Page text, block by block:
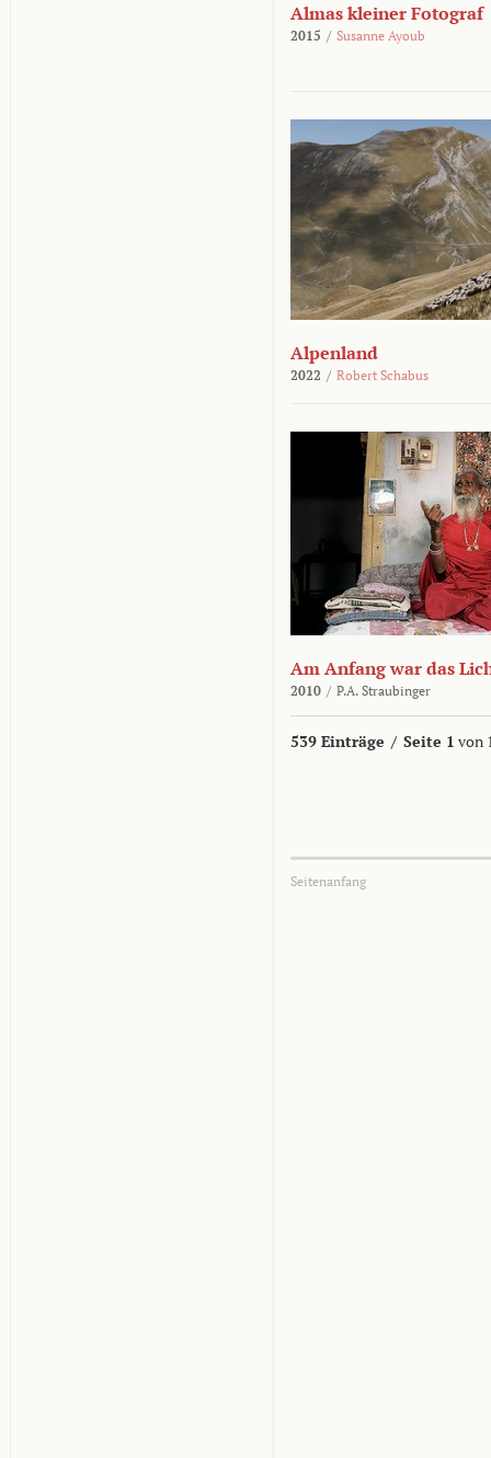
Almas kleiner Fotograf
2015 / Susanne Ayoub
Alpenland
2022 / Robert Schabus
Am Anfang war das
2010 / P.A. Straubinger
539 Einträge / Seite 1 von
Seitenanfang